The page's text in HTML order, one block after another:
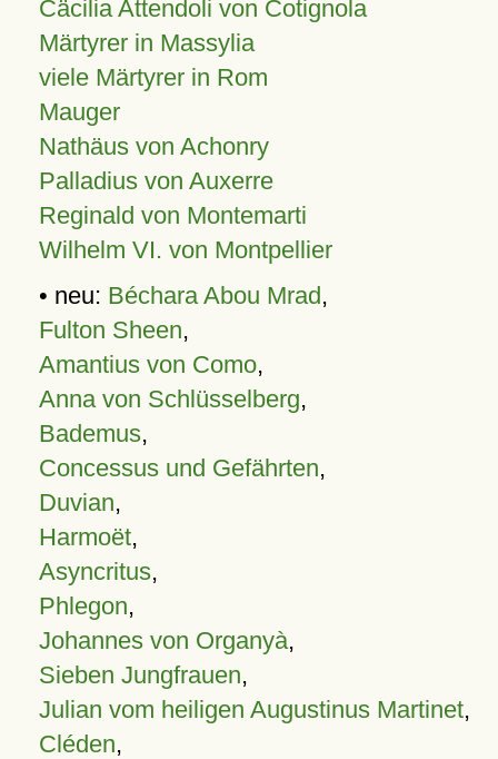
Cäcilia Attendoli von Cotignola
Märtyrer in Massylia
viele Märtyrer in Rom
Mauger
Nathäus von Achonry
Palladius von Auxerre
Reginald von Montemarti
Wilhelm VI. von Montpellier
• neu: Béchara Abou Mrad,
Fulton Sheen,
Amantius von Como,
Anna von Schlüsselberg,
Bademus,
Concessus und Gefährten,
Duvian,
Harmoët,
Asyncritus,
Phlegon,
Johannes von Organyà,
Sieben Jungfrauen,
Julian vom heiligen Augustinus Martinet,
Cléden,